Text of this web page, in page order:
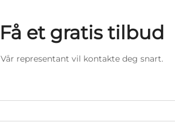
Få et gratis tilbud
Vår representant vil kontakte deg snart.